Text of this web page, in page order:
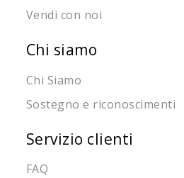
Vendi con noi
Chi siamo
Chi Siamo
Sostegno e riconoscimenti
Servizio clienti
FAQ